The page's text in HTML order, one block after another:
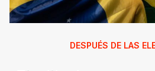
DESPUÉS DE LAS